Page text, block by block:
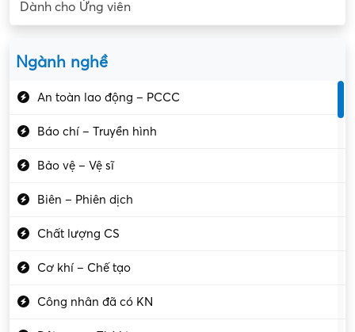
Dành cho Ứng viên
Ngành nghề
An toàn lao động – PCCC
Báo chí – Truyền hình
Bảo vệ – Vệ sĩ
Biên – Phiên dịch
Chất lượng CS
Cơ khí – Chế tạo
Công nhân đã có KN